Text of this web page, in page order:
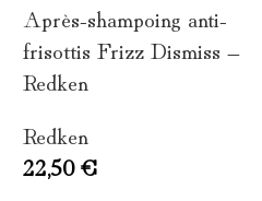
Après-shampoing anti-
frisottis Frizz Dismiss –
Redken
Redken
22,50€